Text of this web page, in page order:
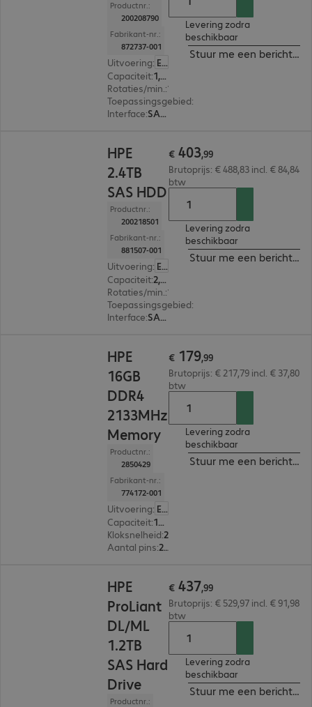
Productnr.:
200208790
Fabrikant-nr.:
872737-001
Uitvoering: Europa
Capaciteit: 1,2 TB
Rotaties/min. :
Toepassingsgebied:
Interface: SAS (12 Gbit/s) 6,4 cm (2,5")
Levering zodra
beschikbaar
Stuur me een bericht
HPE
2.4TB
SAS HDD
Productnr.:
200218501
Fabrikant-nr.:
881507-001
Uitvoering: Europa
Capaciteit: 2,4 TB
Rotaties/min. :
Toepassingsgebied:
Interface: SAS (12 Gbit/s) 6,4 cm (2,5")
€ 403,99
Brutoprijs: € 488,83 incl. € 84,84
btw
Levering zodra
beschikbaar
Stuur me een bericht
HPE
16GB
DDR4
2133MHz
Memory
Productnr.:
2850429
Fabrikant-nr.:
774172-001
Uitvoering: Europa
Capaciteit: 16 GB
Kloksnelheid: 2.133 MHz
Aantal pins: 288
€ 179,99
Brutoprijs: € 217,79 incl. € 37,80
btw
Levering zodra
beschikbaar
Stuur me een bericht
HPE
ProLiant
DL/ML
1.2TB
SAS Hard
Drive
Productnr.:
€ 437,99
Brutoprijs: € 529,97 incl. € 91,98
btw
Levering zodra
beschikbaar
Stuur me een bericht